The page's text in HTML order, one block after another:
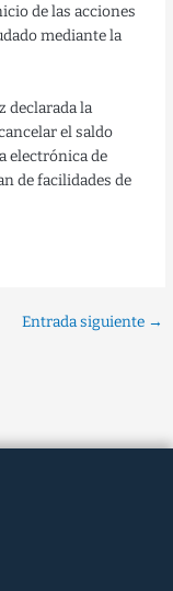
de las acciones
mediante la
declarada la
el saldo
electrónica de
de facilidades de
Entrada siguiente →